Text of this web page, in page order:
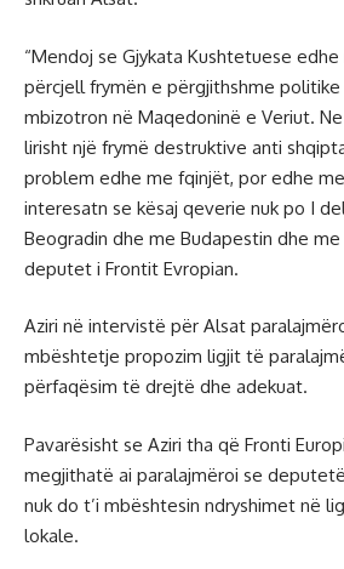
“Mendoj se Gjykata Kushtetuese
përcjell frymën e përgjithshme
mbizotron në Maqedoninë e Veriut.
lirisht një frymë destruktive anti
problem edhe me fqinjët, por edhe
interesatn se kësaj qeverie nuk po I
Beogradin dhe me Budapestin dhe me
deputet i Frontit Evropian.
Aziri në intervistë për Alsat
mbështetje propozim ligjit të
përfaqësim të drejtë dhe adekuat.
Pavarësisht se Aziri tha që Fronti
megjithatë ai paralajmëroi se
nuk do t’i mbështesin ndryshimet në
lokale.